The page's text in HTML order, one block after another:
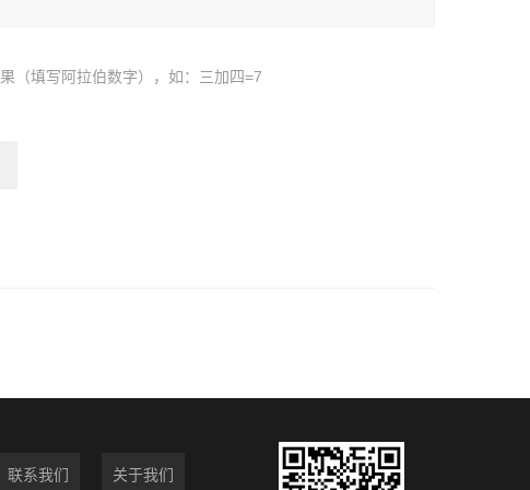
（填写阿拉伯数字），如：三加四=7
联系我们 关于我们